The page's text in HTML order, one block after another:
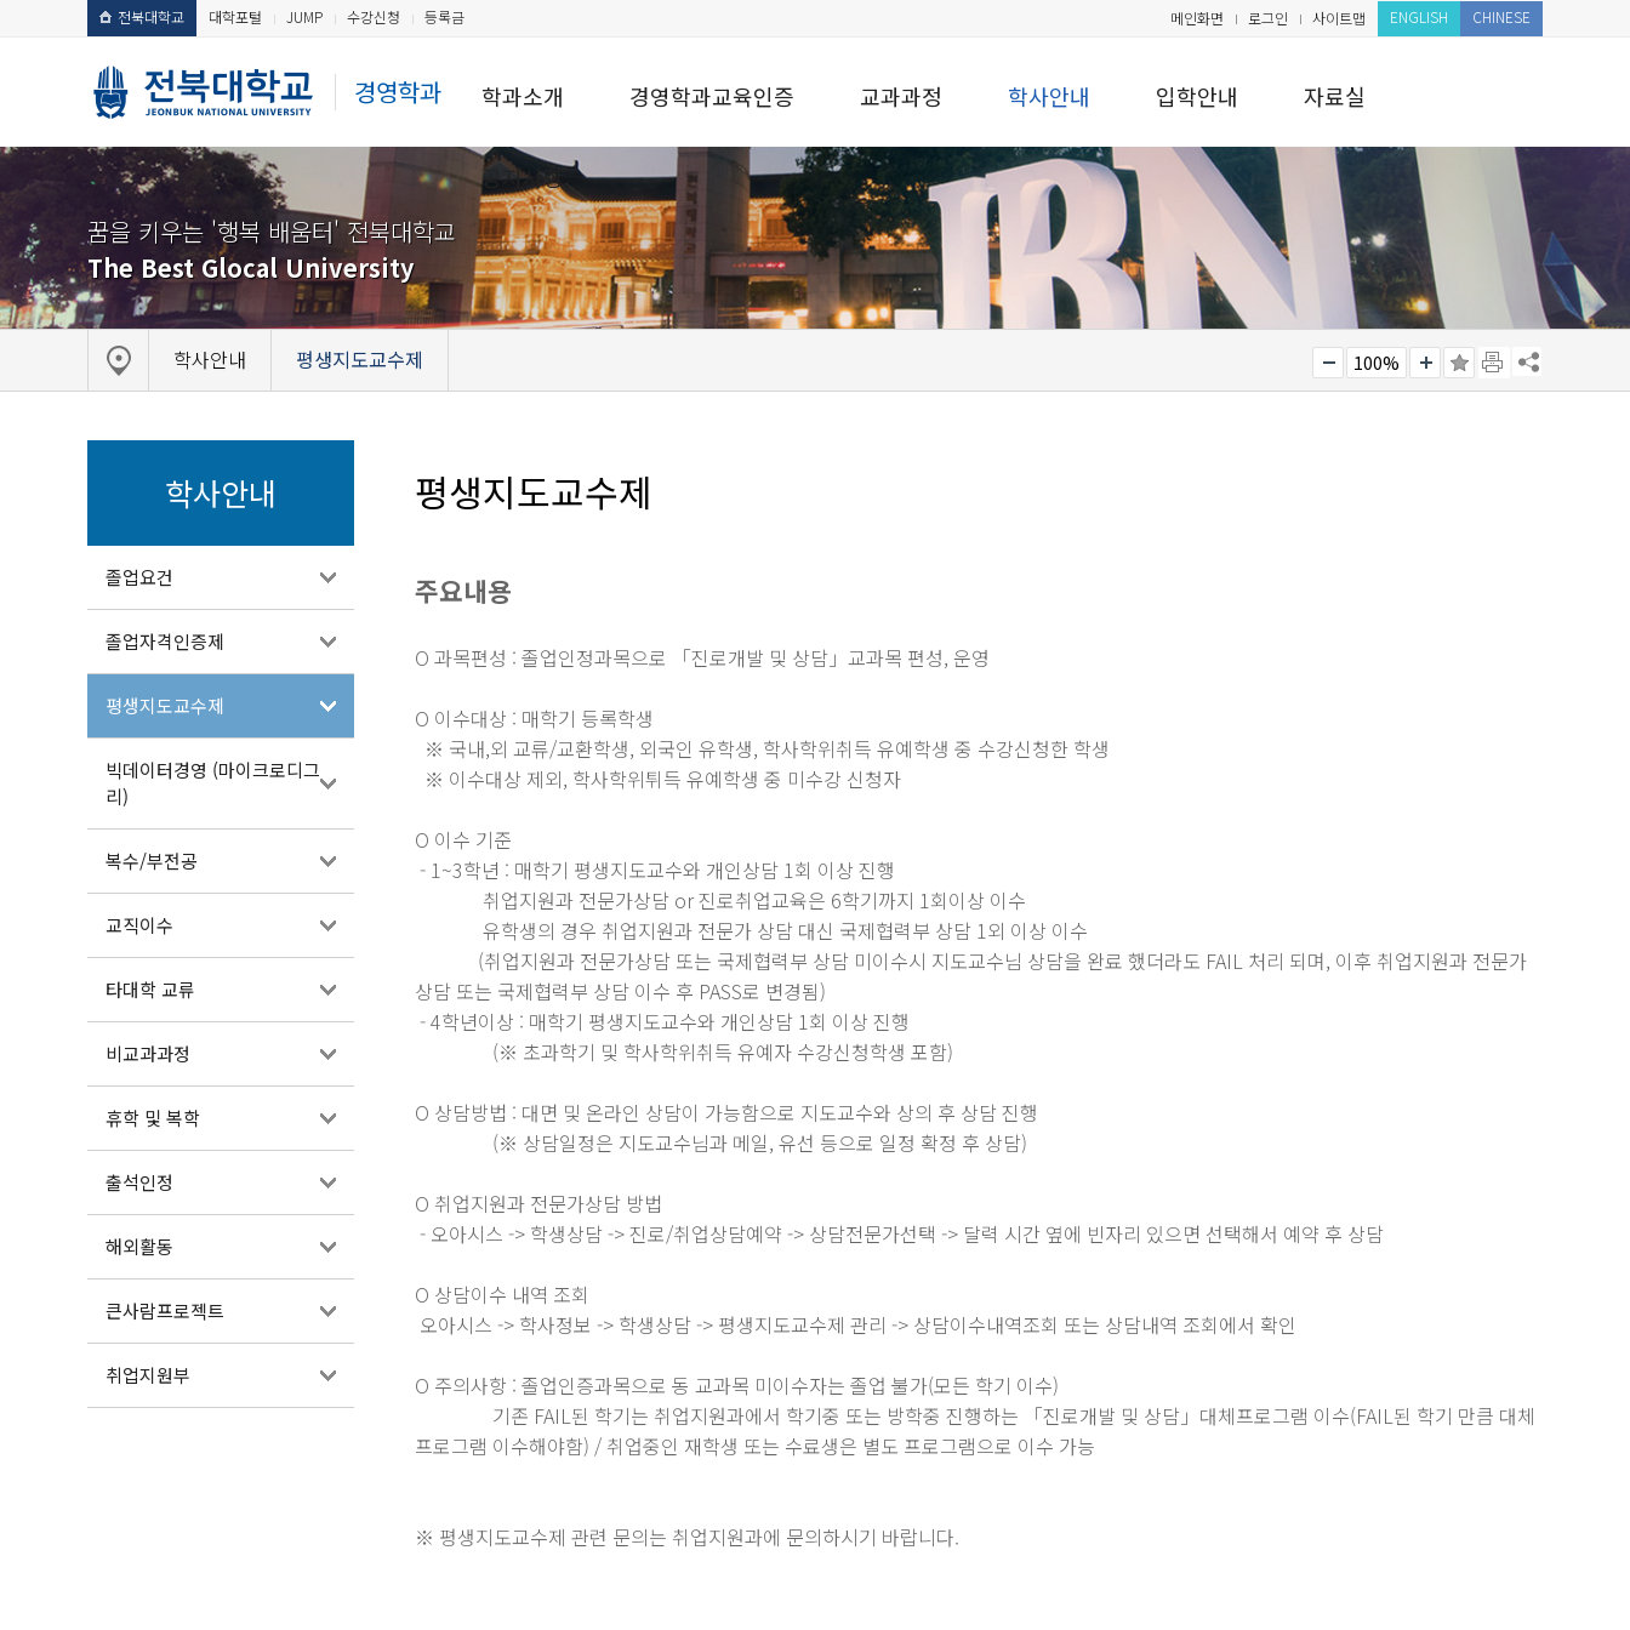
전북대학교 대학포털 JUMP 수강신청 등록금
경영학과
메인화면 로그인 사이트맵 ENGLISH CHINESE
학과소개 경영학과교육인증 교과과정 학사안내 입학안내 자료실
공지사항
꿈을 키우는 '행복 배움터' 전북대학교
The Best Glocal University
학사안내 평생지도교수제 100%
학사안내
졸업요건
졸업자격인증제
평생지도교수제
빅데이터경영 (마이크로디그
리)
복수/부전공
교직이수
타대학 교류
비교과과정
휴학 및 복학
출석인정
해외활동
큰사람프로젝트
취업지원부
평생지도교수제
주요내용
O 과목편성 : 졸업인정과목으로 「진로개발 및 상담」교과목 편성, 운영
O 이수대상 : 매학기 등록학생
※ 국내,외 교류/교환학생, 외국인 유학생, 학사학위취득 유예학생 중 수강신청한 학생
※ 이수대상 제외, 학사학위튀득 유예학생 중 미수강 신청자
O 이수 기준
- 1~3학년 : 매학기 평생지도교수와 개인상담 1회 이상 진행
취업지원과 전문가상담 or 진로취업교육은 6학기까지 1회이상 이수
유학생의 경우 취업지원과 전문가 상담 대신 국제협력부 상담 1외 이상 이수
(취업지원과 전문가상담 또는 국제협력부 상담 미이수시 지도교수님 상담을 완료 했더라도 FAIL 처리 되며, 이후 취업지원과 전문가
상담 또는 국제협력부 상담 이수 후 PASS로 변경됨)
- 4학년이상 : 매학기 평생지도교수와 개인상담 1회 이상 진행
(※ 초과학기 및 학사학위취득 유예자 수강신청학생 포함)
O 상담방법 : 대면 및 온라인 상담이 가능함으로 지도교수와 상의 후 상담 진행
(※ 상담일정은 지도교수님과 메일, 유선 등으로 일정 확정 후 상담)
O 취업지원과 전문가상담 방법
- 오아시스 -> 학생상담 -> 진로/취업상담예약 -> 상담전문가선택 -> 달력 시간 옆에 빈자리 있으면 선택해서 예약 후 상담
O 상담이수 내역 조회
오아시스 -> 학사정보 -> 학생상담 -> 평생지도교수제 관리 -> 상담이수내역조회 또는 상담내역 조회에서 확인
O 주의사항 : 졸업인증과목으로 동 교과목 미이수자는 졸업 불가(모든 학기 이수)
기존 FAIL된 학기는 취업지원과에서 학기중 또는 방학중 진행하는
「진로개발 및 상담」대체프로그램 이수(FAIL된 학기 만큼 대체
프로그램 이수해야함) / 취업중인 재학생 또는 수료생은 별도 프로그램으로 이수 가능
※ 평생지도교수제 관련 문의는 취업지원과에 문의하시기 바랍니다.